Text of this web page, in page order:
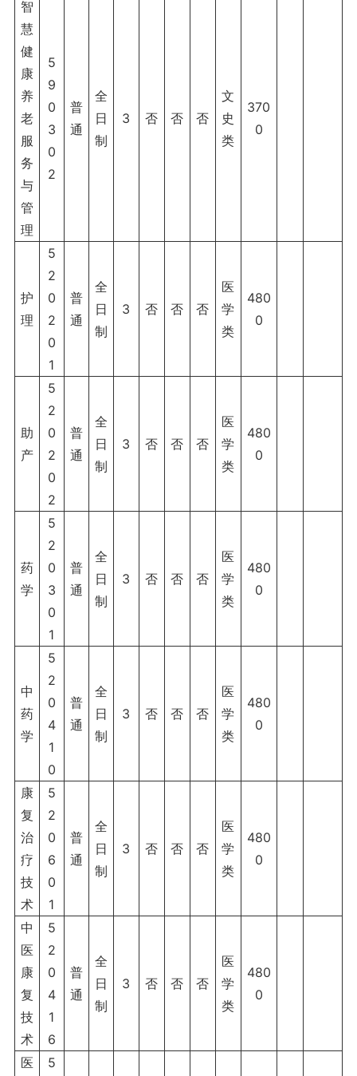
智
慧
健
康
养
老
服
务
与
管
理
5
9
0
3
0
2
普
通
全
日
制
3 否 否 否
文
史
类
370
0
护
理
5
2
0
2
0
1
普
通
全
日
制
3 否 否 否
医
学
类
480
0
助
产
5
2
0
2
0
2
普
通
全
日
制
3 否 否 否
医
学
类
480
0
药
学
5
2
0
3
0
1
普
通
全
日
制
3 否 否 否
医
学
类
480
0
中
药
学
5
2
0
4
1
0
普
通
全
日
制
3 否 否 否
医
学
类
480
0
康
复
治
疗
技
术
5
2
0
6
0
1
普
通
全
日
制
3 否 否 否
医
学
类
480
0
中
医
康
复
技
术
5
2
0
4
1
6
普
通
全
日
制
3 否 否 否
医
学
类
480
0
医
5